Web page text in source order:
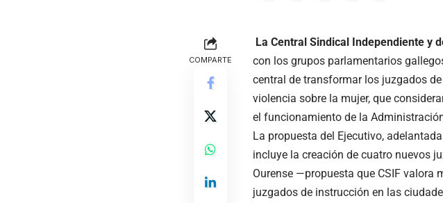
COMPARTE
La Central Sindical Independiente y
con los grupos parlamentarios
central de transformar los juzgados
violencia sobre la mujer, que
el funcionamiento de la
La propuesta del Ejecutivo,
incluye la creación de cuatro nuevos
Ourense —propuesta que CSIF
juzgados de instrucción en las